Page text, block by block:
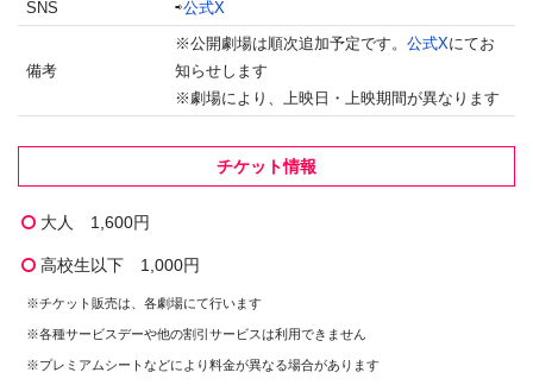
SNS
⇨公式X
備考
※公開劇場は順次追加予定です。 公式Xにてお
知らせします
※劇場により、上映日・上映期間が異なります
チケット情報
大人 1,600円
高校生以下 1,000円
※チケット販売は、各劇場にて行います
※各種サービスデーや他の割引サービスは利用できません
※プレミアムシートなどにより料金が異なる場合があります